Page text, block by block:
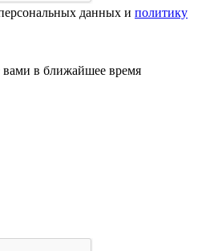
данных и политику
в ближайшее время